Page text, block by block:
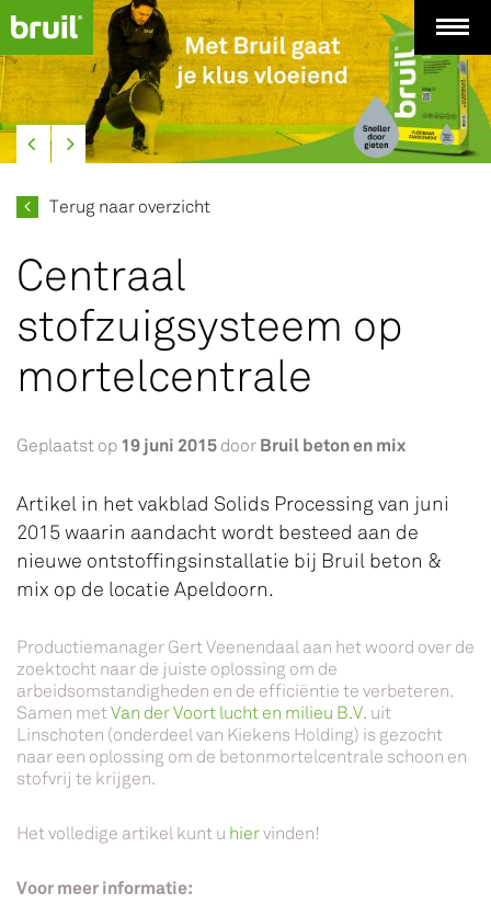
Terug naar overzicht
Centraal
stofzuigsysteem op
mortelcentrale
Geplaatst op 19 juni 2015 door Bruil beton en mix
Artikel in het vakblad Solids Processing van juni
2015 waarin aandacht wordt besteed aan de
nieuwe ontstoffingsinstallatie bij Bruil beton &
mix op de locatie Apeldoorn.
Productiemanager Gert Veenendaal aan het woord over de
zoektocht naar de juiste oplossing om de
arbeidsomstandigheden en de efficiëntie te verbeteren.
Samen metVan der Voort lucht en milieu B.V. uit
Linschoten (onderdeel van Kiekens Holding) is gezocht
naar een oplossing om de betonmortelcentrale schoon en
stofvrij te krijgen.
Het volledige artikel kunt u hiervinden!
Voor meer informatie: